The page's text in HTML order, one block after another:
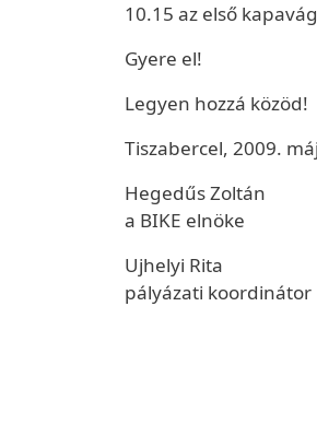
10.15 az első
Gyere el!
Legyen hozzá közöd!
Tiszabercel, 2009.
Hegedűs Zoltán
a BIKE elnöke
Ujhelyi Rita
pályázati koordinátor